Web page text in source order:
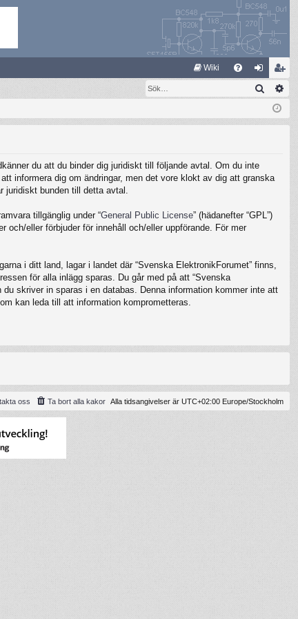
Wiki
og li
m
Sök
du att du binder dig juridiskt till följande avtal. Om du inte
informera dig om ändringar, men det vore klokt av dig att granska
juridiskt bunden till detta avtal.
tillgänglig under “General Public License” (hädanefter “GPL”)
och/eller förbjuder för innehåll och/eller uppförande. För mer
i ditt land, lagar i landet där “Svenska ElektronikForumet” finns,
för alla inlägg sparas. Du går med på att “Svenska
skriver in sparas i en databas. Denna information kommer inte att
kan leda till att information komprometteras.
Alla tidsangivelser är UTC+02:00 Europe/Stockholm
Ta bort alla kakor
oss